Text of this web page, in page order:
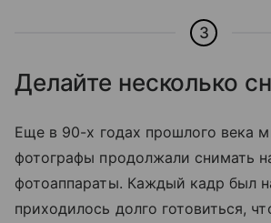
3
Делайте несколько
Еще в 90-х годах прошлого века
фотографы продолжали снимать
фотоаппараты. Каждый кадр был
приходилось долго готовиться,